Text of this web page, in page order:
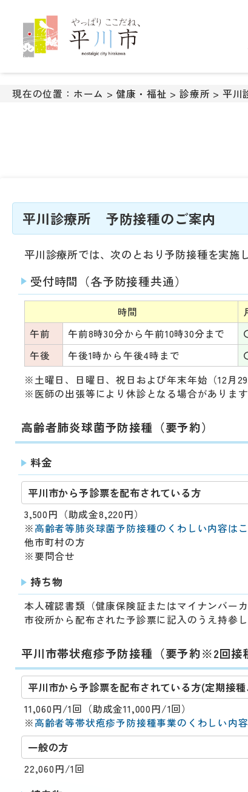
ョ
現在の位置： ホーム > 健康・福祉 >診療所 > 平川
平川診療所 予防接種のご案内
平川診療所では、次のとおり予防接種を実施
受付時間（各予防接種共通）
時間
午前
午前8時30分から午前10時30分まで
午後
午後1時から午後4時まで
※土曜日、日曜日、祝日および年末年始（12月
※医師の出張等により休診となる場合があります
高齢者肺炎球菌予防接種（要予約）
料金
平川市から予診票を配布されている方
3,500円（助成金8,220円）
※高齢者等肺炎球菌予防接種のくわしい内容は
他市町村の方
※要問合せ
持ち物
本人確認書類（健康保険証またはマイナンバーカ
市役所から配布された予診票に記入のうえ持参し
平川市帯状疱疹予防接種（要予約※2回接
平川市から予診票を配布されている方(定期接種
11,060円/1回（助成金11,000円/1回）
※高齢者等帯状疱疹予防接種事業のくわしい内
一般の方
22,060円/1回